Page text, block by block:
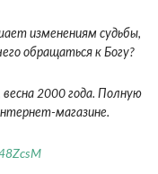
изменениям судьбы,
обращаться к Богу?
2000 года. Полную
магазине.